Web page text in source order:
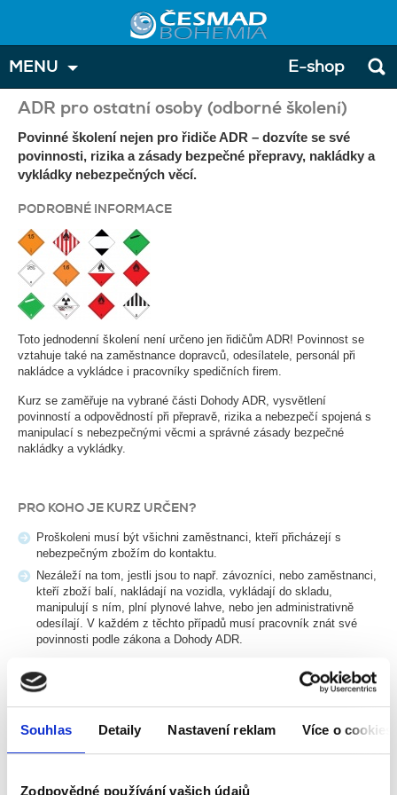
Souhlas Detaily Nastavení reklam Více o cookies
Zodpovědné používání vašich údajů
ADR pro ostatní osoby (odborné školení)
Povinné školení nejen pro řidiče ADR – dozvíte se své
povinnosti, rizika a zásady bezpečné přepravy, nakládky a
vykládky nebezpečných věcí.
PODROBNÉ INFORMACE
Toto jednodenní školení není určeno jen řidičům ADR! Povinnost se
vztahuje také na zaměstnance dopravců, odesílatele, personál při
nakládce a vykládce i pracovníky spedičních firem.
Kurz se zaměřuje na vybrané části Dohody ADR, vysvětlení
povinností a odpovědností při přepravě, rizika a nebezpečí spojená s
manipulací s nebezpečnými věcmi a správné zásady bezpečné
nakládky a vykládky.
PRO KOHO JE KURZ URČEN?
Proškoleni musí být všichni zaměstnanci, kteří přicházejí s
nebezpečným zbožím do kontaktu.
Nezáleží na tom, jestli jsou to např. závozníci, nebo zaměstnanci,
kteří zboží balí, nakládají na vozidla, vykládají do skladu,
manipulují s ním, plní plynové lahve, nebo jen administrativně
odesílají. V každém z těchto případů musí pracovník znát své
povinnosti podle zákona a Dohody ADR.
Nabízíme vám poradenskou službu. Co pro vás uděláme?
Nejdříve společně zjistíme, kdo z vašich zaměstnanců přichází do
kontaktu s nebezpečnými věcmi a v jakém rozsahu. Tito
zaměstnanci musí vědět, jaké jsou jejich povinnosti ze zákona.
zákazníkům, nebo pokutám při kontrolách.
MENU E-shop